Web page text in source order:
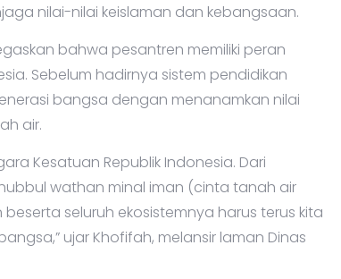
nilai-nilai keislaman dan kebangsaan.
bahwa pesantren memiliki peran
Sebelum hadirnya sistem pendidikan
bangsa dengan menanamkan nilai
air.
Kesatuan Republik Indonesia. Dari
wathan minal iman (cinta tanah air
seluruh ekosistemnya harus terus kita
ujar Khofifah, melansir laman Dinas